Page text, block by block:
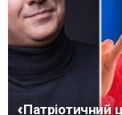
«Патріотичний